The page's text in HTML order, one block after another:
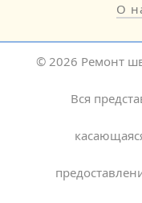
О
© 2026 Ремонт
Вся